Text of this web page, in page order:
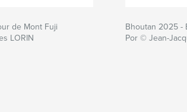
de Mont Fuji
LORIN
Bhoutan 2025 -
Por © Jean-